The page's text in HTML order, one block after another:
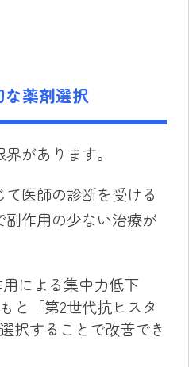
な薬剤選択
があります。
医師の診断を受ける
副作用の少ない治療が
による集中力低下
と「第2世代抗ヒスタ
択することで改善でき